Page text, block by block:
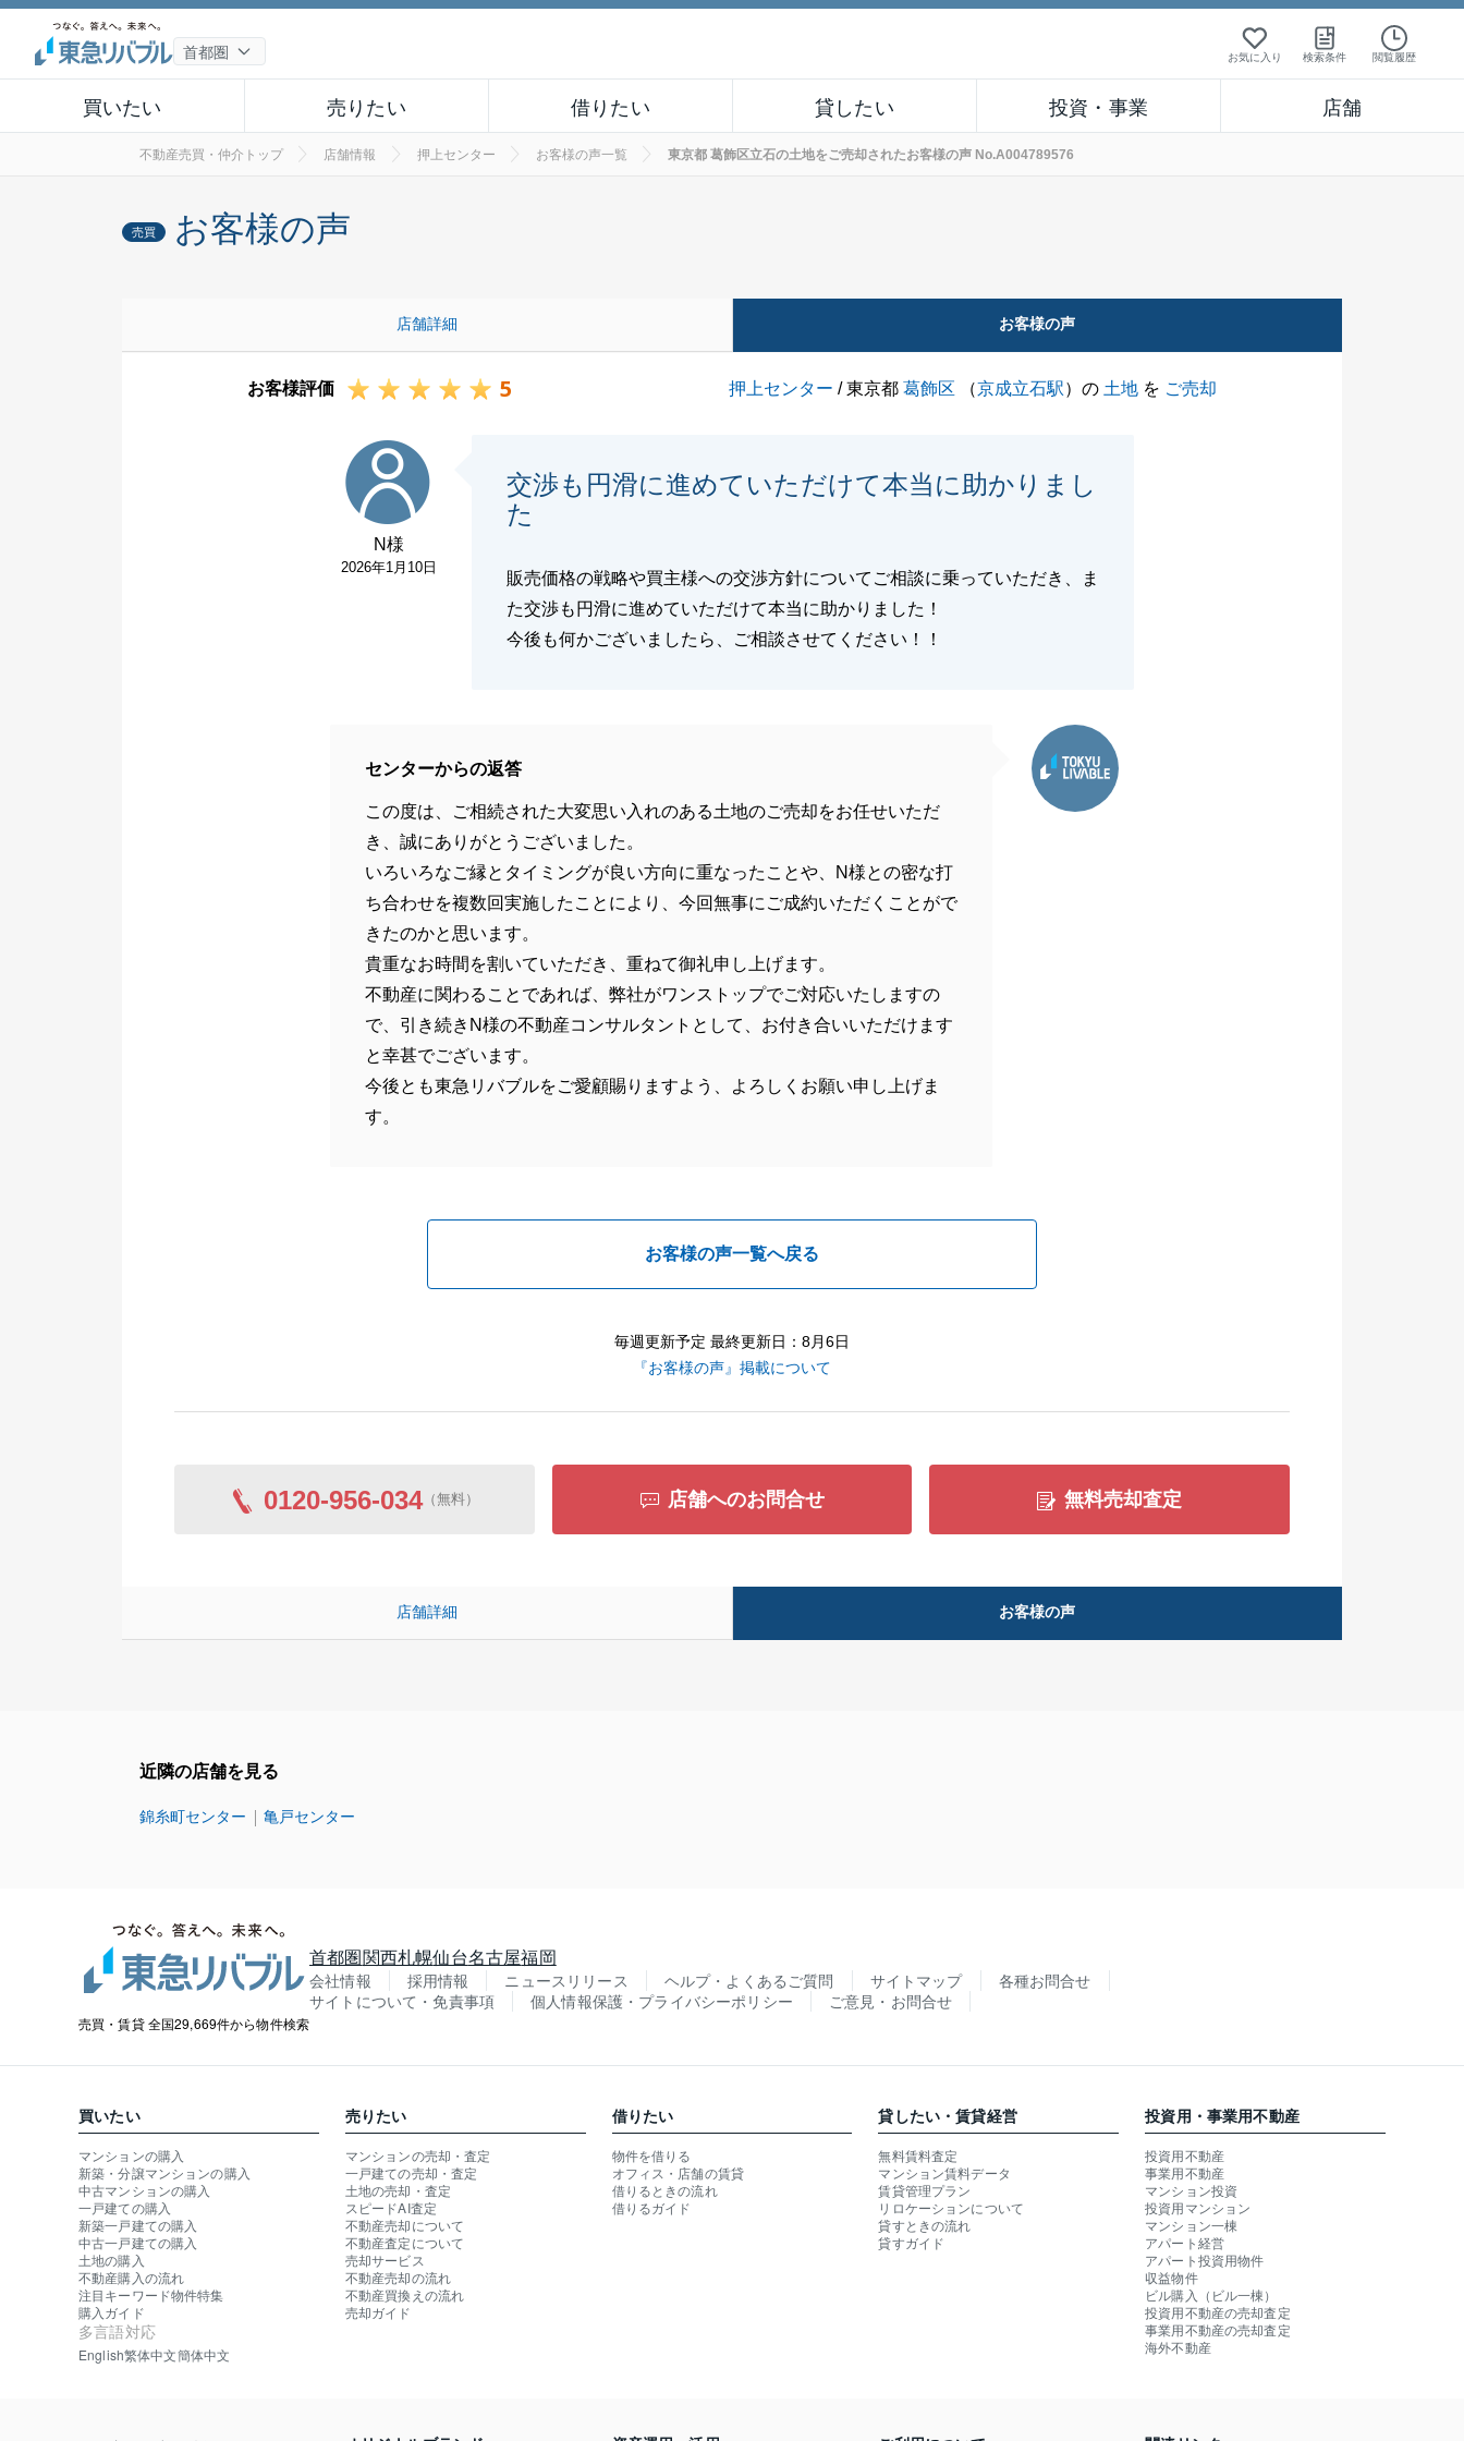
お気に入り 検索条件 閲覧履歴
買いたい 売りたい 借りたい 貸したい 投資・事業 店舗
不動産売買・仲介トップ 店舗情報 押上センター お客様の声一覧 東京都 葛飾区立石の土地をご売却されたお客様の声 No.A004789576
売買 お客様の声
店舗詳細 お客様の声
お客様評価 5 押上センター / 東京都葛飾区 （京成立石駅）の 土地 を ご売却
N様
2026年1月10日
交渉も円滑に進めていただけて本当に助かりまし
た
販売価格の戦略や買主様への交渉方針についてご相談に乗っていただき、ま
た交渉も円滑に進めていただけて本当に助かりました！
今後も何かございましたら、ご相談させてください！！
センターからの返答
この度は、ご相続された大変思い入れのある土地のご売却をお任せいただ
き、誠にありがとうございました。
いろいろなご縁とタイミングが良い方向に重なったことや、N様との密な打
ち合わせを複数回実施したことにより、今回無事にご成約いただくことがで
きたのかと思います。
貴重なお時間を割いていただき、重ねて御礼申し上げます。
不動産に関わることであれば、弊社がワンストップでご対応いたしますの
で、引き続きN様の不動産コンサルタントとして、お付き合いいただけます
と幸甚でございます。
今後とも東急リバブルをご愛顧賜りますよう、よろしくお願い申し上げま
す。
お客様の声一覧へ戻る
毎週更新予定 最終更新日：8月6日
『お客様の声』掲載について
0120-956-034（無料） 店舗へのお問合せ 無料売却査定
店舗詳細 お客様の声
近隣の店舗を見る
錦糸町センター 亀戸センター
売買・賃貸 全国29,669件から物件検索
首都圏関西札幌仙台名古屋福岡
会社情報 採用情報 ニュースリリース ヘルプ・よくあるご質問 サイトマップ
各種お問合せ
サイトについて・免責事項
個人情報保護・プライバシーポリシー ご意見・お問合せ
買いたい
マンションの購入
新築・分譲マンションの購入
中古マンションの購入
一戸建ての購入
新築一戸建ての購入
中古一戸建ての購入
土地の購入
不動産購入の流れ
注目キーワード物件特集
購入ガイド
多言語対応
English繁体中文簡体中文
売りたい
マンションの売却・査定
一戸建ての売却・査定
土地の売却・査定
スピードAI査定
不動産売却について
不動産査定について
売却サービス
不動産売却の流れ
不動産買換えの流れ
売却ガイド
借りたい
物件を借りる
オフィス・店舗の賃貸
借りるときの流れ
借りるガイド
貸したい・賃貸経営
無料賃料査定
マンション賃料データ
賃貸管理プラン
リロケーションについて
貸すときの流れ
貸すガイド
投資用・事業用不動産
投資用不動産
事業用不動産
マンション投資
投資用マンション
マンション一棟
アパート経営
アパート投資用物件
収益物件
ビル購入（ビル一棟）
投資用不動産の売却査定
事業用不動産の売却査定
海外不動産